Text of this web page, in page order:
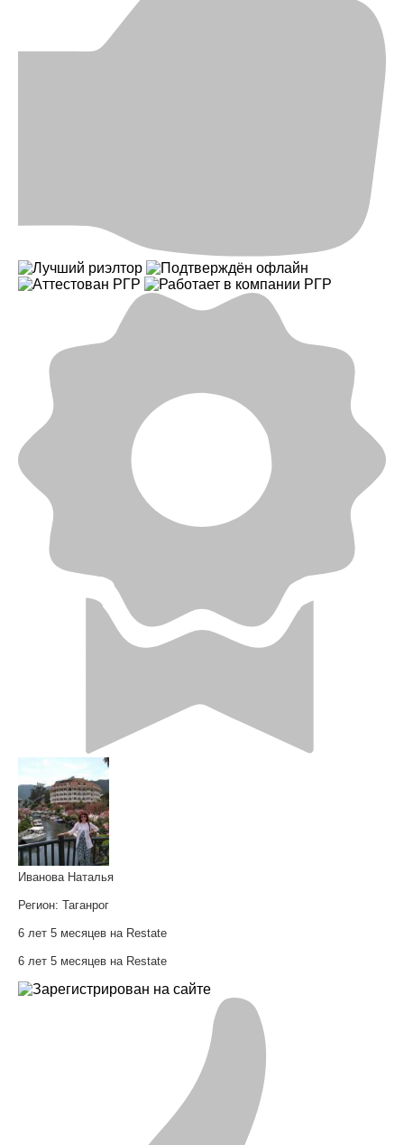
Иванова Наталья
Регион: Таганрог
6 лет 5 месяцев на Restate
6 лет 5 месяцев на Restate